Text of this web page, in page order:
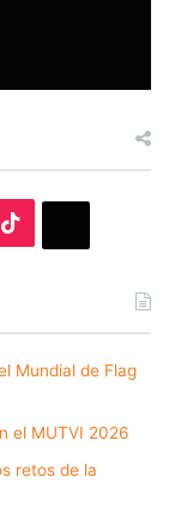
Mundial de Flag
el MUTVI 2026
retos de la